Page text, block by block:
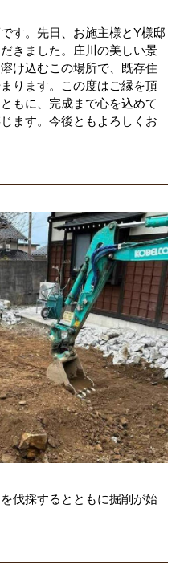
す。先日、お施主様とY様邸
きました。庄川の美しい景
け込むこの場所で、既存住
ります。この度はご縁を頂
もに、完成まで心を込めて
ます。今後ともよろしくお
伐採するとともに掘削が始